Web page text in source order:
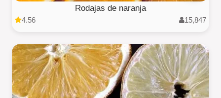
Rodajas de naranja
4.56 15,847